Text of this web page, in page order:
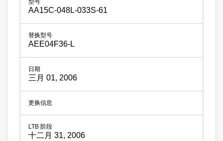
AA15C-048L-033S-61
AEE04F36-L
三月 01, 2006
十二月 31, 2006